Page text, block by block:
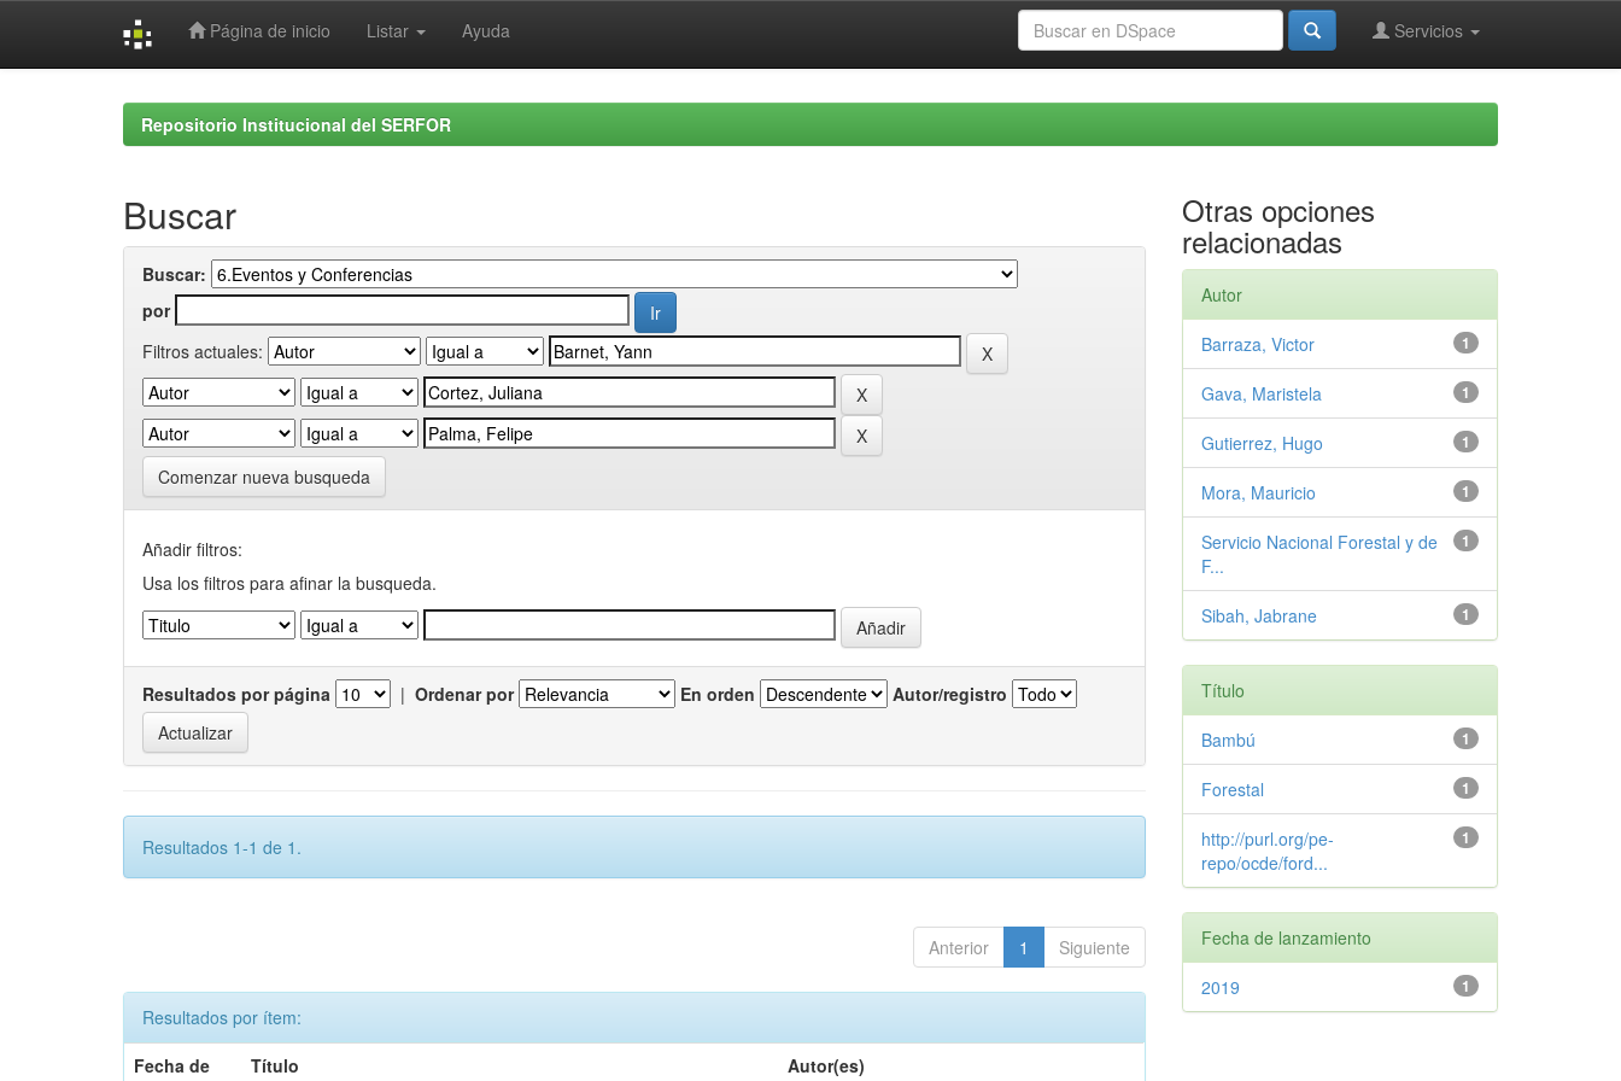
Página de inicio Listar Ayuda Servicios
Repositorio Institucional del SERFOR
Buscar
Buscar:
por
Filtros actuales:
Comenzar nueva busqueda
Añadir filtros:
Usa los filtros para afinar la busqueda.
Resultados por página | Ordenar por En orden Autor/registro
Resultados 1-1 de 1.
Anterior 1 Siguiente
Resultados por ítem:
Fecha de
Título Autor(es)
Otras opciones
relacionadas
Autor
1
Barraza, Victor
1
Gava, Maristela
1
Gutierrez, Hugo
1
Mora, Mauricio
1
Servicio Nacional Forestal y de
F...
1
Sibah, Jabrane
Título
1
Bambú
1
Forestal
1
http://purl.org/pe-
repo/ocde/ford...
Fecha de lanzamiento
1
2019